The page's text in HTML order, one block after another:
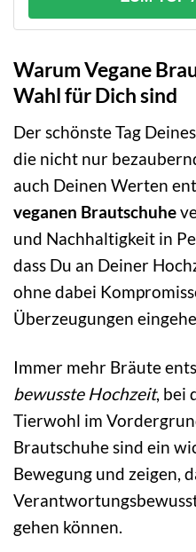
Warum Vegane
Wahl für Dich sind
Der schönste Tag
die nicht nur
auch Deinen Werten
veganen Brautschuhe
und Nachhaltigkeit in
dass Du an Deiner
ohne dabei
Überzeugungen
Immer mehr Bräute
bewusste Hochzeit, bei
Tierwohl im
Brautschuhe sind ein
Bewegung und zeigen,
gehen können.